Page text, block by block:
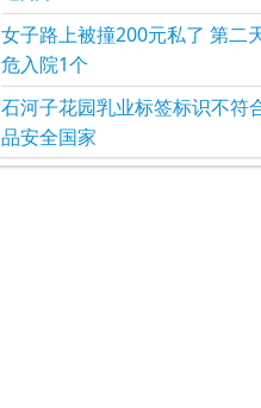
女子路上被撞200元私了 第二
危入院1个
石河子花园乳业标签标识不符
品安全国家